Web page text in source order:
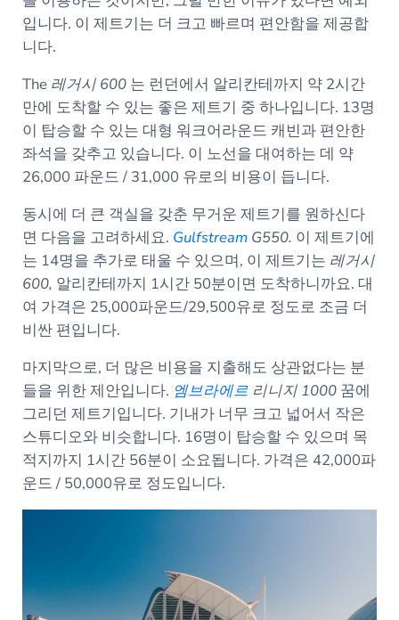
입니다. 이 제트기는 더 크고 빠르며 편안함을 제공합
니다.
The 레거시 600는 런던에서 알리칸테까지 약 2시간
만에 도착할 수 있는 좋은 제트기 중 하나입니다. 13명
이 탑승할 수 있는 대형 워크어라운드 캐빈과 편안한
좌석을 갖추고 있습니다. 이 노선을 대여하는 데 약
26,000 파운드 / 31,000 유로의 비용이 듭니다.
동시에 더 큰 객실을 갖춘 무거운 제트기를 원하신다
면 다음을 고려하세요. GulfstreamG550. 이 제트기에
는 14명을 추가로 태울 수 있으며, 이 제트기는 레거시
600, 알리칸테까지 1시간 50분이면 도착하니까요. 대
여 가격은 25,000파운드/29,500유로 정도로 조금 더
비싼 편입니다.
마지막으로, 더 많은 비용을 지출해도 상관없다는 분
들을 위한 제안입니다. 엠브라에르리니지 1000 꿈에
그리던 제트기입니다. 기내가 너무 크고 넓어서 작은
스튜디오와 비슷합니다. 16명이 탑승할 수 있으며 목
적지까지 1시간 56분이 소요됩니다. 가격은 42,000파
운드 / 50,000유로 정도입니다.